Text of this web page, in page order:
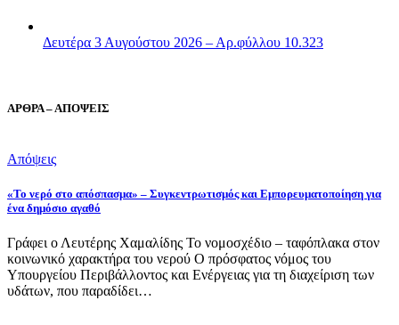
Δευτέρα 3 Αυγούστου 2026 – Αρ.φύλλου 10.323
ΑΡΘΡΑ – ΑΠΟΨΕΙΣ
Απόψεις
«Το νερό στο απόσπασμα» – Συγκεντρωτισμός και Εμπορευματοποίηση για
ένα δημόσιο αγαθό
Γράφει ο Λευτέρης Χαμαλίδης Το νομοσχέδιο – ταφόπλακα στον
κοινωνικό χαρακτήρα του νερού Ο πρόσφατος νόμος του
Υπουργείου Περιβάλλοντος και Ενέργειας για τη διαχείριση των
υδάτων, που παραδίδει…